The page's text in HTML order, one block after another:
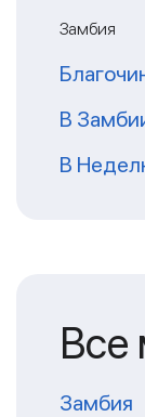
Замбия
В
В
Все
Замбия